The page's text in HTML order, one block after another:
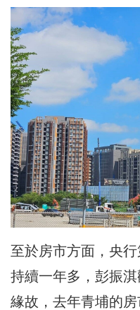
至於房市方面，央
持續一年多，彭振
緣故，去年青埔的